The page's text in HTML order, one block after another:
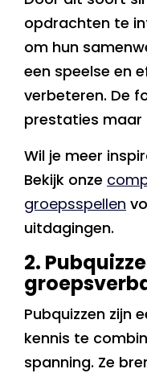
opdrachten te
om hun
een speelse en
verbeteren. De
prestaties maar
Wil je meer
Bekijk onze
groepsspellen
uitdagingen.
2.
Pubquizzen zijn
kennis te
spanning. Ze